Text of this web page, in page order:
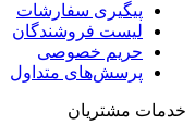
پیگیری سفارشات
لیست فروشندگان
حریم خصوصی
پرسش‌های متداول
خدمات مشتریان